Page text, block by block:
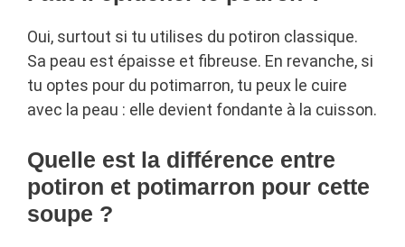
Oui, surtout si tu utilises du potiron classique.
Sa peau est épaisse et fibreuse. En revanche, si
tu optes pour du potimarron, tu peux le cuire
avec la peau : elle devient fondante à la cuisson.
Quelle est la différence entre
potiron et potimarron pour cette
soupe ?